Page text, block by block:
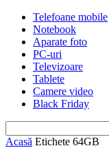
Telefoane mobile
Notebook
Aparate foto
PC-uri
Televizoare
Tablete
Camere video
Black Friday
Acasă Etichete 64GB